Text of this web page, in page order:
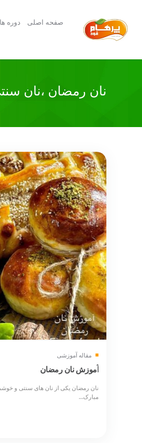
صفحه اصلی دوره
نان رمضان ،نان
مقاله آموزشی
آموزش نان رمضان
نان رمضان یکی از نان های سنتی و
مبارک...